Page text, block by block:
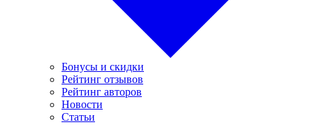
Бонусы и скидки
Рейтинг отзывов
Рейтинг авторов
Новости
Статьи